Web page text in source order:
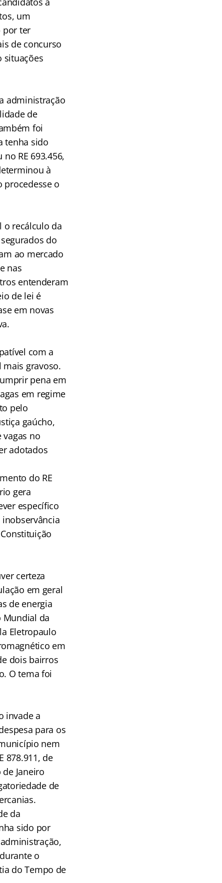
um
por ter
de concurso
situações
administração
de
foi
tenha sido
RE 693.456,
à
procedesse o
o recálculo da
do
ao mercado
nas
entenderam
de lei é
em novas
com a
gravoso.
pena em
em regime
pelo
gaúcho,
no
adotados
do RE
gera
específico
inobservância
certeza
em geral
de energia
Mundial da
Eletropaulo
em
dois bairros
O tema foi
invade a
para os
nem
878.911, de
Janeiro
de
da
sido por
o
do Tempo de